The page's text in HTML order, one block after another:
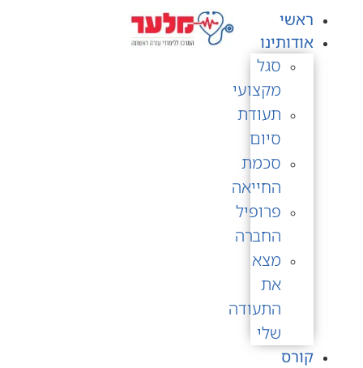
ראשי
אודותינו
סגל
מקצועי
תעודת
סיום
סכמת
החייאה
פרופיל
החברה
מצא
את
התעודה
שלי
קורס